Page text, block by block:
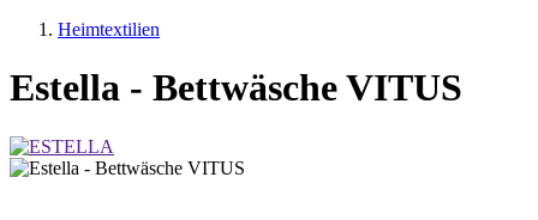
Heimtextilien
Estella - Bettwäsche VITUS